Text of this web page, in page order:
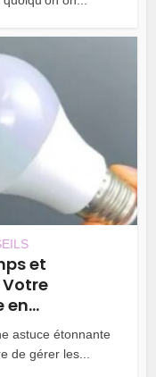
et
Votre
en...
astuce étonnante
de gérer les...